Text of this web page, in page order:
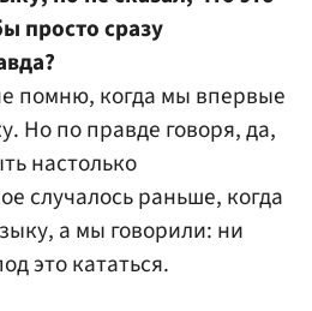
просто сразу
помню, когда мы впервые
Но по правде говоря, да,
настолько
случалось раньше, когда
а мы говорили: ни
это кататься.